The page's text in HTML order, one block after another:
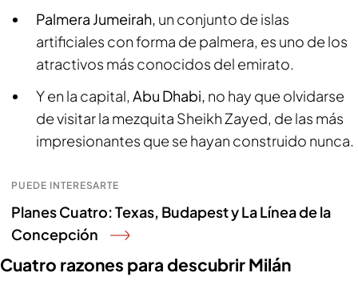
Palmera Jumeirah, un conjunto de islas
artificiales con forma de palmera, es uno de los
atractivos más conocidos del emirato.
Y en la capital, Abu Dhabi, no hay que olvidarse
de visitar la mezquita Sheikh Zayed, de las más
impresionantes que se hayan construido nunca.
PUEDE INTERESARTE
Planes Cuatro: Texas, Budapest y La Línea de la
Concepción
Cuatro razones para descubrir Milán